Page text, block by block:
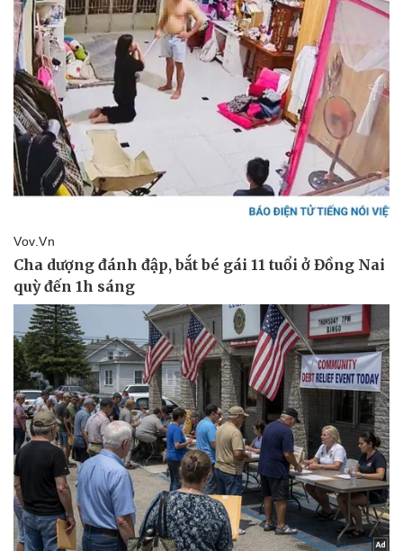
Doanh nghiệp
Thông tin doanh nghiệp
Doanh nghiệp 24h
Doanh nhân
Vì cộng đồng
Công nghệ
Sành điệu
Tin Công nghệ
Chuyển đổi số